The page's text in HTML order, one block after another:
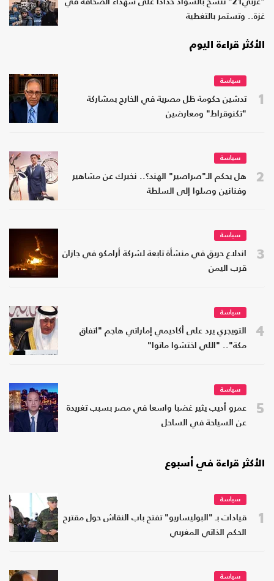
"عربي21" تتشح بالسواد حدادا على شهداء الصحافة في
غزة.. وتستمر بالتغطية
الأكثر قراءة اليوم
1
سياسة
تدشين حكومة ظل مصرية في الخارج بمشاركة
"تكنوقراط" ومعارضين
2
سياسة
هل يحكم الـ"صراصير" الهند؟.. نخبرك عن مشاهير
وفنانين وصلوا إلى السلطة
3
سياسة
اندلاع حريق في منشأة تابعة لشركة أرامكو في جازان
قرب اليمن
4
سياسة
التويجري يرد على أكاديمي إماراتي هاجم "اتفاق
مكة".. "اللي اختشوا ماتوا"
5
سياسة
عمرو أديب يثير غضبا واسعا في مصر بسبب تغريدة
عن السياحة في الساحل
الأكثر قراءة في أسبوع
1
سياسة
قيادات بـ "البوليساريو" تفتح باب النقاش حول مقترح
الحكم الذاتي المغربي
سياسة